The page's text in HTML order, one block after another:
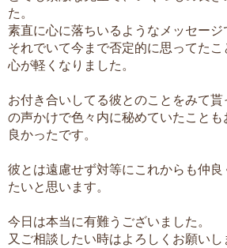
た。
素直に心に落ちいるようなメッセージ
それでいて今まで否定的に思ってた
心が軽くなりました。
お付き合いしてる彼とのことをみて
の声かけで色々内に秘めていたことも
良かったです。
彼とは遠慮せず対等にこれからも仲良
たいと思います。
今日は本当に有難うございました。
又ご相談したい時はよろしくお願いし